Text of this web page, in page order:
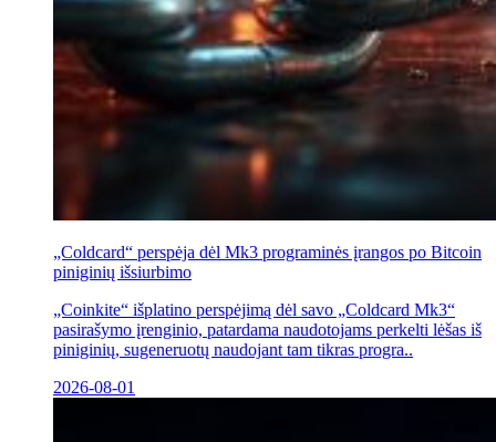
„Coldcard“ perspėja dėl Mk3 programinės įrangos po Bitcoin
piniginių išsiurbimo
„Coinkite“ išplatino perspėjimą dėl savo „Coldcard Mk3“
pasirašymo įrenginio, patardama naudotojams perkelti lėšas iš
piniginių, sugeneruotų naudojant tam tikras progra..
2026-08-01